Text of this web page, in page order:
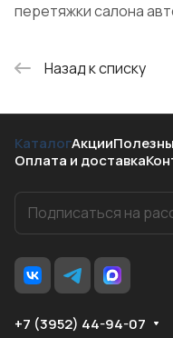
перетяжки салона
Назад к списку
КаталогАкции
Оплата и доставка
+7 (3952) 44-94-07